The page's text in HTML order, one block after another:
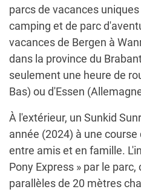
parcs de vacances
camping et de parc
vacances de Bergen à
dans la province du
seulement une heure de
Bas) ou d'Essen
À l'extérieur, un Sunkid
année (2024) à une
entre amis et en famille.
Pony Express » par le
parallèles de 20 mètres